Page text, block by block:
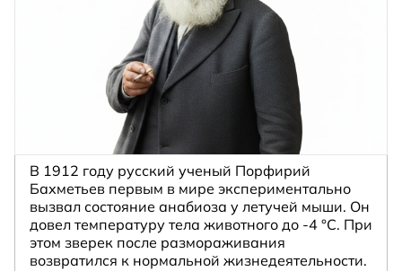
В 1912 году русский ученый Порфирий
Бахметьев первым в мире экспериментально
вызвал состояние анабиоза у летучей мыши. Он
довел температуру тела животного до -4 °C. При
этом зверек после размораживания
возвратился к нормальной жизнедеятельности.